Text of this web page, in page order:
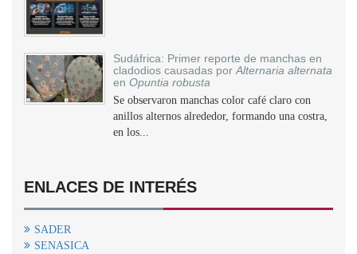
Sudáfrica: Primer reporte de manchas en
cladodios causadas por Alternaria alternata
en Opuntia robusta
Se observaron manchas color café claro con
anillos alternos alrededor, formando una costra,
en los...
ENLACES DE INTERÉS
SADER
SENASICA